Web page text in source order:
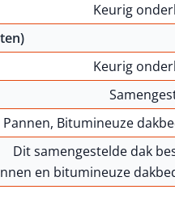
Keurig
Keurig
Pannen, Bitumineuze
Dit samengestelde dak
en bitumineuze